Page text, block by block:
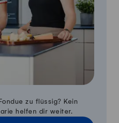
zu flüssig? Kein
helfen dir weiter.